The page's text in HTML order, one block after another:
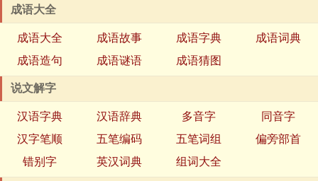
成语大全
成语大全 成语故事 成语字典
成语词典
成语造句
成语谜语 成语猜图
说文解字
汉语字典 汉语辞典 多音字
同音字
汉字笔顺
五笔编码 五笔词组
偏旁部首
错别字
英汉词典 组词大全